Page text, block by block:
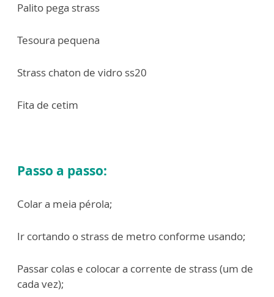
Palito pega strass
Tesoura pequena
Strass chaton de vidro ss20
Fita de cetim
Passo a passo:
Colar a meia pérola;
Ir cortando o strass de metro conforme usando;
Passar colas e colocar a corrente de strass (um de
cada vez);